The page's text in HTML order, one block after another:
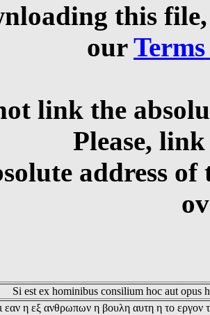
this
our
link the
Please,
address
Si est ex hominibus consilium hoc aut opus
εαν η εξ ανθρωπων η βουλη αυτη η το εργον